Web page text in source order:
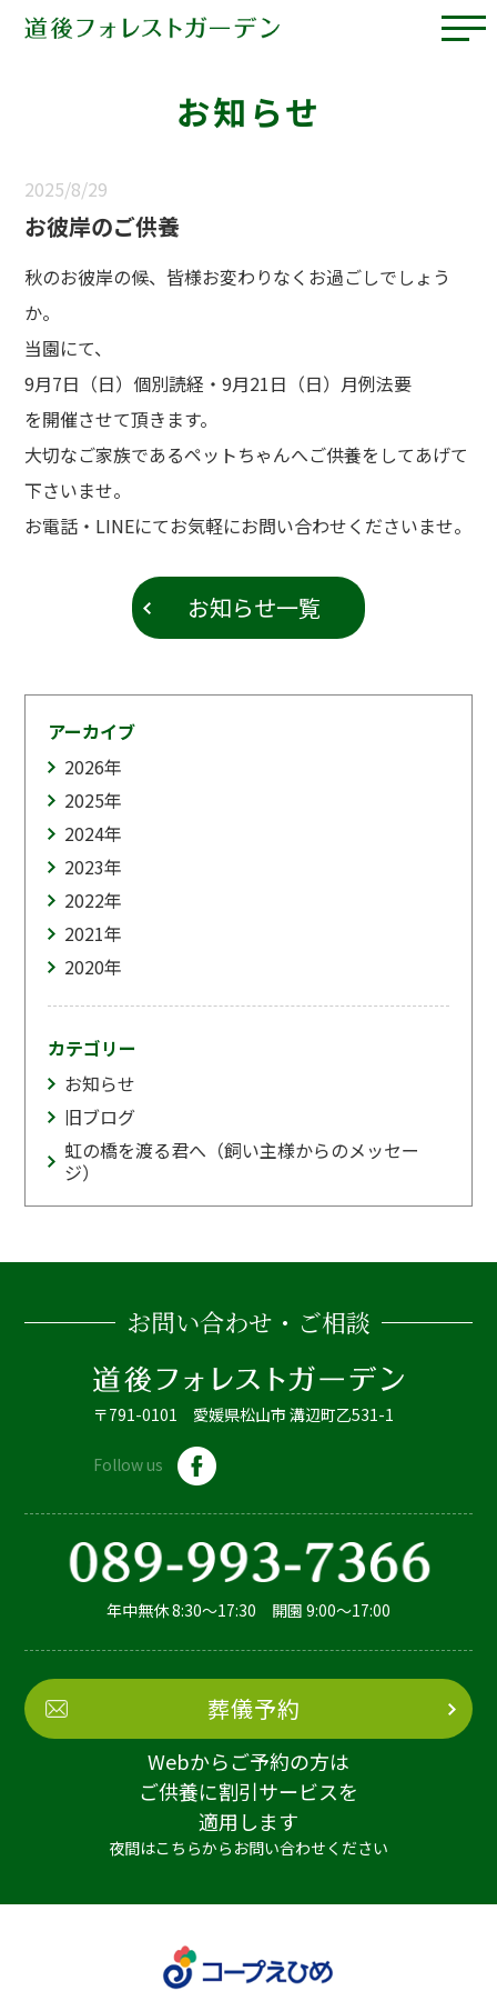
お知らせ
2025/8/29
お彼岸のご供養
秋のお彼岸の候、皆様お変わりなくお過ごしでしょう
か。
当園にて、
9月7日（日）個別読経・9月21日（日）月例法要
を開催させて頂きます。
大切なご家族であるペットちゃんへご供養をしてあげて
下さいませ。
お電話・LINEにてお気軽にお問い合わせくださいませ。
お知らせ一覧
アーカイブ
2026年
2025年
2024年
2023年
2022年
2021年
2020年
カテゴリー
お知らせ
旧ブログ
虹の橋を渡る君へ（飼い主様からのメッセー
ジ）
お問い合わせ・ご相談
〒791-0101 愛媛県松山市 溝辺町乙531-1
Follow us
年中無休 8:30～17:30 開園 9:00～17:00
葬儀予約
Webからご予約の方は
ご供養に割引サービスを
適用します
夜間はこちらからお問い合わせください